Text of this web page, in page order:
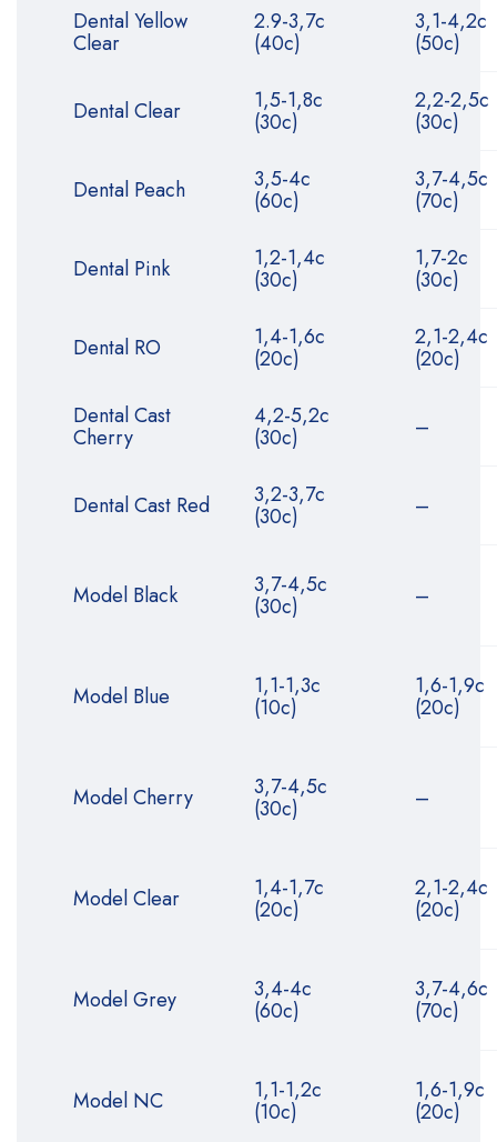
Dental Yellow
Clear
2.9-3,7с
(40с)
3,1-4,2с
(50с)
Dental Clear 1,5-1,8с
(30с)
2,2-2,5с
(30с)
Dental Peach 3,5-4с
(60с)
3,7-4,5с
(70с)
Dental Pink 1,2-1,4с
(30с)
1,7-2с
(30с)
Dental RO 1,4-1,6с
(20с)
2,1-2,4с
(20с)
Dental Cast
Cherry
4,2-5,2с
(30с) –
Dental Cast Red 3,2-3,7с
(30с) –
Model Black 3,7-4,5с
(30с) –
Model Blue 1,1-1,3с
(10с)
1,6-1,9с
(20с)
Model Cherry 3,7-4,5с
(30с) –
Model Clear 1,4-1,7с
(20с)
2,1-2,4с
(20с)
Model Grey 3,4-4с
(60с)
3,7-4,6с
(70с)
Model NC 1,1-1,2с
(10с)
1,6-1,9с
(20с)